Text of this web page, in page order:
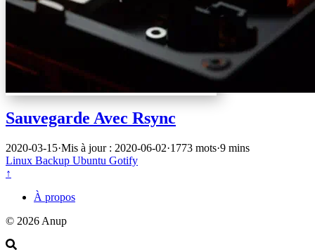
Sauvegarde Avec Rsync
2020-03-15·Mis à jour : 2020-06-02·1773 mots·9 mins
Linux Backup Ubuntu Gotify
↑
À propos
© 2026 Anup